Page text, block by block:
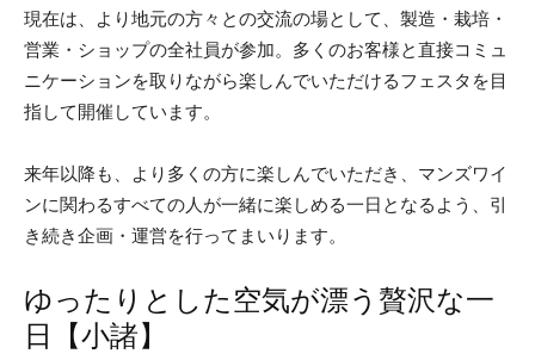
現在は、より地元の方々との交流の場として、製造・栽培・
営業・ショップの全社員が参加。多くのお客様と直接コミュ
ニケーションを取りながら楽しんでいただけるフェスタを目
指して開催しています。
来年以降も、より多くの方に楽しんでいただき、マンズワイ
ンに関わるすべての人が一緒に楽しめる一日となるよう、引
き続き企画・運営を行ってまいります。
ゆったりとした空気が漂う贅沢な一
日【小諸】